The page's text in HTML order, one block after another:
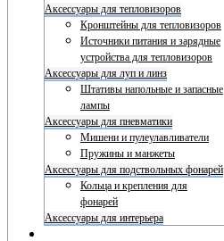
Аксессуары для тепловизоров
Кронштейны для тепловизоров
Источники питания и зарядные
устройства для тепловизоров
Аксессуары для луп и линз
Штативы напольные и запасные
лампы
Аксессуары для пневматики
Мишени и пулеулавливатели
Пружины и манжеты
Аксессуары для подствольных фонарей
Кольца и крепления для
фонарей
Аксессуары для интерьера